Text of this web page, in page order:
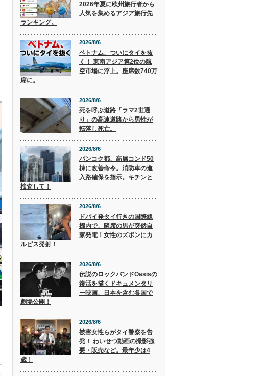
2026年夏に欧州旅行者から
人気を集めるアジア旅行先
ランキング。
2026/8/6
ベトナム、ついにタイを抜
く！ 東南アジア第2位の航
空市場に浮上。座席数740万
席に。
2026/8/6
死を呼ぶ道路「ラマ2世通
り」の高速道路から男性が
転落し死亡。
2026/8/6
バンコク都、高層コンド50
棟に改善命令。消防車の進
入路確保を指示。キチンと
検査して！
2026/8/6
ドバイ発タイ行きの国際線
機内で、隣席の男が突然自
家発電！女性のズボンにカ
ルピス発射！
2026/8/6
伝説のロックバンドOasisの
復活を描くドキュメンタリ
ー映画、日本を含む各国で
劇場公開！
2026/8/6
被害女性らがタイ警察を告
発！ わいせつ動画の撮影強
要・販売など。最年少は4
歳！